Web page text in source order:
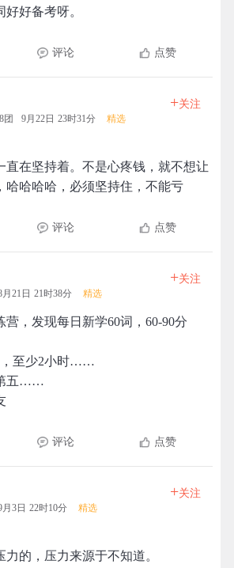
好备考呀。
评论 点赞
团 9月22日 23时31分 精选
+关注
直在坚持着。不是心疼钱，就不想让
哈哈哈哈，必须坚持住，不能亏
评论 点赞
月21日 21时38分 精选
+关注
营，发现每日新学60词，60-90分
，至少2小时……
五……
评论 点赞
月3日 22时10分 精选
+关注
的，压力来源于不知道。